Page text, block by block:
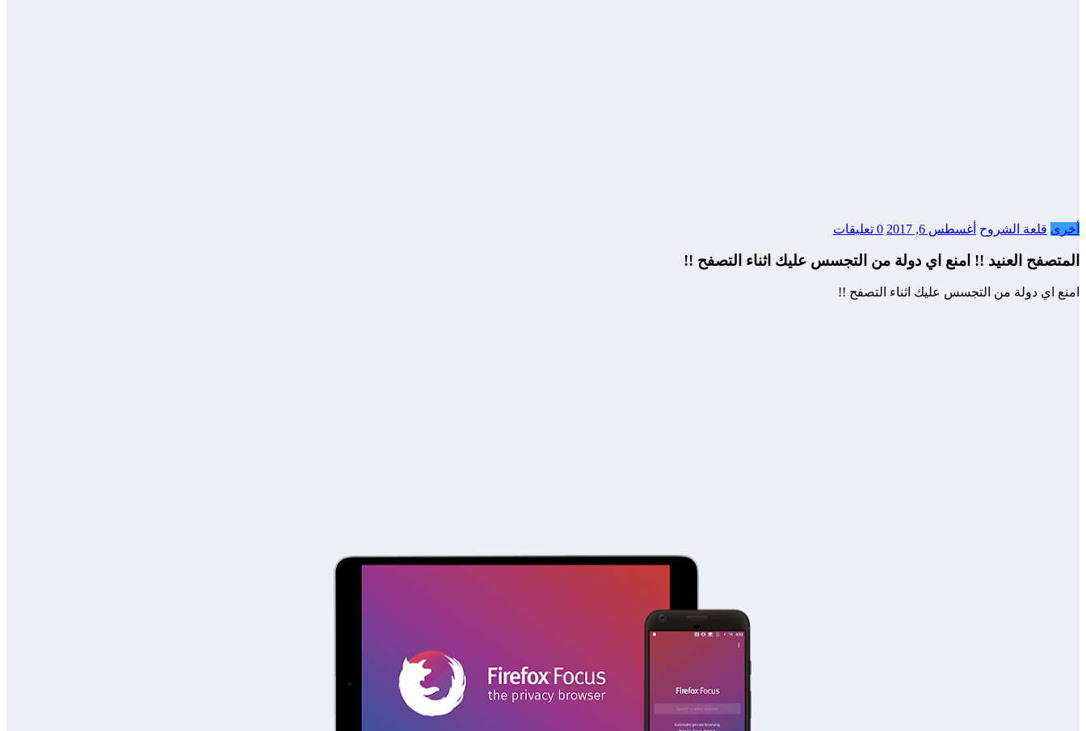
أخرى قلعة الشروح أغسطس 6, 2017 0 تعليقات
المتصفح العنيد !! امنع اي دولة من التجسس عليك اثناء التصفح !!
امنع اي دولة من التجسس عليك اثناء التصفح !!